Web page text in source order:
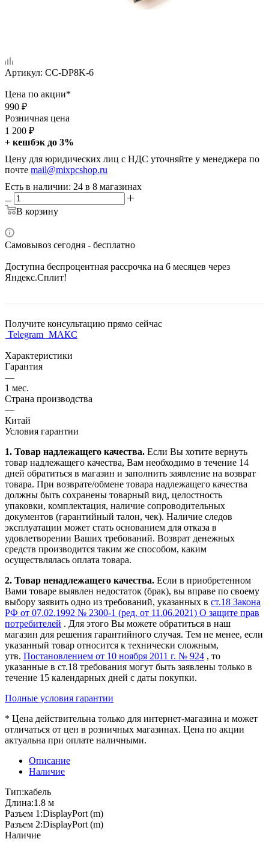
Артикул: CC-DP8K-6
Цена по акции*
990 ₽
Розничная цена
1 200 ₽
+ кешбэк до 3%
Цену для юридических лиц с НДС уточняйте у менеджера по
почте mail@mixpcshop.ru
Есть в наличии: 24 в 8 магазинах
В корзину
Самовывоз сегодня - бесплатно
Доступна беспроцентная рассрочка на 6 месяцев через
Яндекс.Сплит!
Получите консультацию прямо сейчас
Telegram МАКС
Характеристики
Гарантия
—
1 мес.
Страна производства
—
Китай
Условия гарантии
1. Товар надлежащего качества. Если Вы хотите вернуть
товар надлежащего качества, Вам необходимо в течение 14
дней обратиться в магазин и заполнить заявление на возврат
товара. При возврате/обмене товара надлежащего качества
должны быть сохранены товарный вид, целостность
упаковки, комплектация, наличие сопроводительных
документов (гарантийный талон, чек). Наличие следов
эксплуатации может стать основанием для отказа в
удовлетворении Ваших требований. Возврат денежных
средств производится таким же способом, каким
осуществлялась оплата товара.
2. Товар ненадлежащего качества. Если в приобретенном
Вами товаре выявлен недостаток (брак), вы вправе по своему
выбору заявить одно из требований, указанных в ст.18 Закона
РФ от 07.02.1992 № 2300-1 (ред. от 11.06.2021) О защите прав
потребителей . Для этого Вы можете обратиться в наш
магазин для решения гарантийного случая. Тем не менее, если
указанный товар относится к технически сложным,
утв. Постановлением от 10 ноября 2011 г. № 924 , то
указанные в ст.18 требования могут быть заявлены только в
течение 15 календарных дней с даты покупки.
Полные условия гарантии
* Цена действительна только для интернет-магазина и может
отличаться от цен в розничных магазинах. Цена по акции
актуальна при оплате наличными.
Описание
Наличие
Тип:кабель
Длина:1.8 м
Разъем 1:DisplayPort (m)
Разъем 2:DisplayPort (m)
Наличие